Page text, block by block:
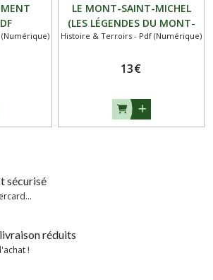
LE MONT-SAINT-MICHEL
(LES LÉGENDES DU MONT-
SAINT-MICHEL) -
ANECDOTES SUR L'ABBAYE
Histoire & Terroirs - Pdf (Numérique)
13€
sécurisé
réduits
!